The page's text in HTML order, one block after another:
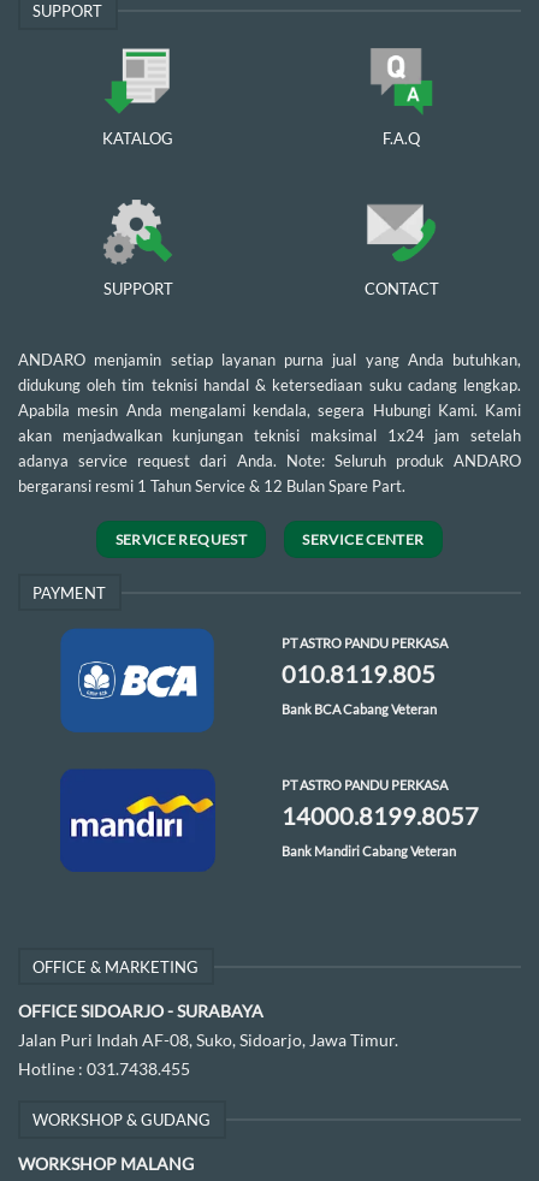
SUPPORT
KATALOG F.A.Q
SUPPORT CONTACT
ANDARO menjamin setiap layanan purna jual yang Anda butuhkan,
didukung oleh tim teknisi handal & ketersediaan suku cadang lengkap.
Apabila mesin Anda mengalami kendala, segera Hubungi Kami. Kami
akan menjadwalkan kunjungan teknisi maksimal 1x24 jam setelah
adanya service request dari Anda. Note: Seluruh produk ANDARO
bergaransi resmi 1 Tahun Service & 12 Bulan Spare Part.
SERVICE REQUEST SERVICE CENTER
PAYMENT
PT ASTRO PANDU PERKASA
010.8119.805
Bank BCA Cabang Veteran
PT ASTRO PANDU PERKASA
14000.8199.8057
Bank Mandiri Cabang Veteran
OFFICE & MARKETING
OFFICE SIDOARJO - SURABAYA
Jalan Puri Indah AF-08, Suko, Sidoarjo, Jawa Timur.
Hotline : 031.7438.455
WORKSHOP & GUDANG
WORKSHOP MALANG